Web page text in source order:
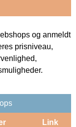
og anmeldt
prisniveau,
Link